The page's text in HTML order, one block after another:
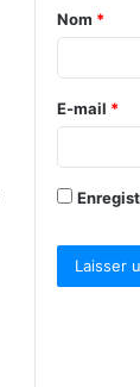
a
e
*
Nom *
E-mail *